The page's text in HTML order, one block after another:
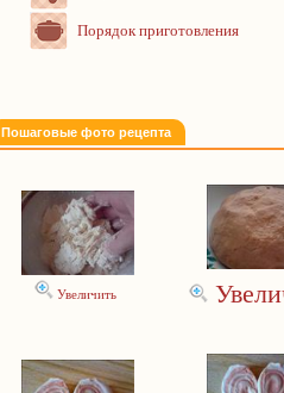
Порядок приготовления
Пошаговые фото рецепта
Увеличить